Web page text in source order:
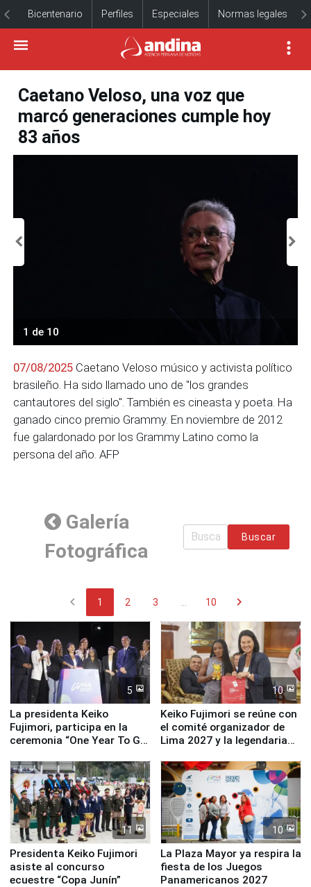
Bicentenario Perfiles Especiales Normas legales
Caetano Veloso, una voz que
marcó generaciones cumple hoy
83 años
1 de 10
07/08/2025 Caetano Veloso músico y activista político
brasileño. Ha sido llamado uno de "los grandes
cantautores del siglo". También es cineasta y poeta. Ha
ganado cinco premio Grammy. En noviembre de 2012
fue galardonado por los Grammy Latino como la
persona del año. AFP
Galería
Fotográfica
Buscar
chevron_left 1 2 3 10 chevron_right
5
La presidenta Keiko
Fujimori, participa en la
ceremonia “One Year To Go
10
Keiko Fujimori se reúne con
el comité organizador de
Lima 2027 y la legendaria
11
Presidenta Keiko Fujimori
asiste al concurso
ecuestre “Copa Junín”
10
La Plaza Mayor ya respira la
fiesta de los Juegos
Panamericanos 2027